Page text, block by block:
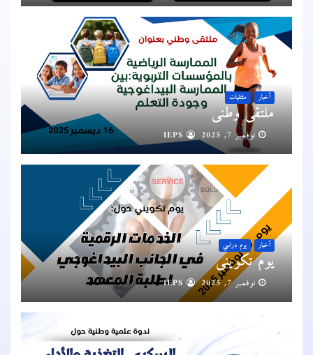
أخبار ملتقيات
ملتقى وطني
نوفمبر 7, 2025
أخبار يوم دراسي
يوم تكويني
نوفمبر 7, 2025